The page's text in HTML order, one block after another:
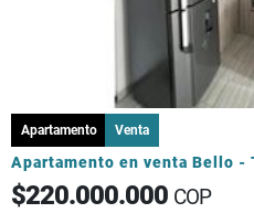
Apartamento Venta
Apartamento en venta Bello -
$220.000.000 COP